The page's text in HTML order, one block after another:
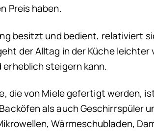
Preis haben.
besitzt und bedient, relativiert
der Alltag in der Küche leichter
steigern kann.
die von Miele gefertigt werden,
als auch Geschirrspüler
Wärmeschubladen,